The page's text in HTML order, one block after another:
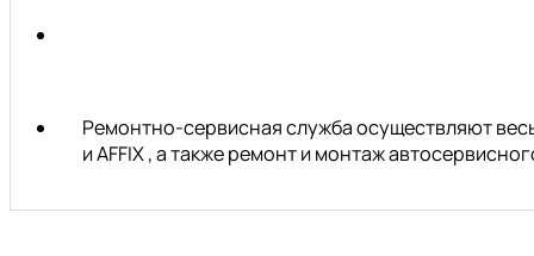
Ремонтно-сервисная служба осуществляют
и AFFIX , а также ремонт и монтаж